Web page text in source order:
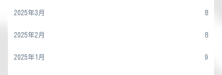
2025年3月 8
2025年2月 8
2025年1月 9